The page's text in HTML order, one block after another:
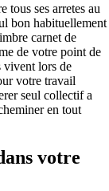
tous ses arretes au
bon habituellement
carnet de
de votre point de
vivent lors de
votre travail
seul collectif a
en tout
votre